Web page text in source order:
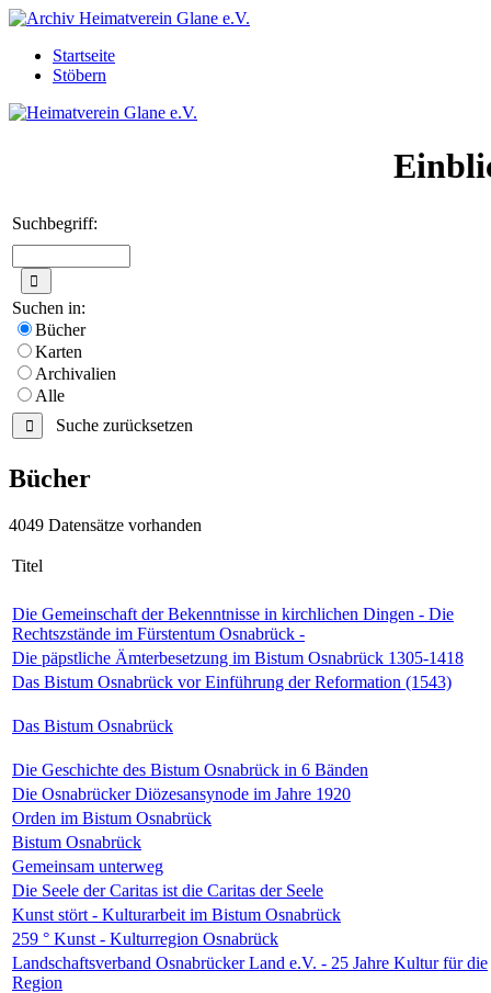
Startseite
Stöbern
Suchbegriff:
Suchen in:
Bücher
Karten
Archivalien
Alle
Suche zurücksetzen
Bücher
4049 Datensätze vorhanden
Titel
Die Gemeinschaft der Bekenntnisse in kirchlichen Dingen - Die
Rechtszstände im Fürstentum Osnabrück -
Die päpstliche Ämterbesetzung im Bistum Osnabrück 1305-1418
Das Bistum Osnabrück vor Einführung der Reformation (1543)
Das Bistum Osnabrück
Die Geschichte des Bistum Osnabrück in 6 Bänden
Die Osnabrücker Diözesansynode im Jahre 1920
Orden im Bistum Osnabrück
Bistum Osnabrück
Gemeinsam unterweg
Die Seele der Caritas ist die Caritas der Seele
Kunst stört - Kulturarbeit im Bistum Osnabrück
259 ° Kunst - Kulturregion Osnabrück
Landschaftsverband Osnabrücker Land e.V. - 25 Jahre Kultur für die
Region